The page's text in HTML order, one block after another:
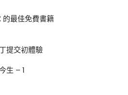
的最佳免費書籍
提交初體驗
生 – 1